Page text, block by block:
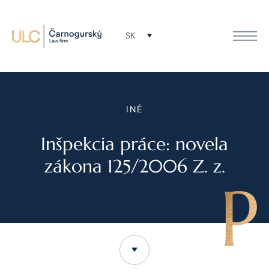
SK
INÉ
Inšpekcia práce: novela
zákona 125/2006 Z. z.